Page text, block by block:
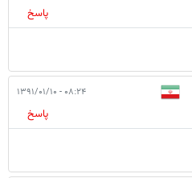
پاسخ
۰۸:۲۴ - ۱۳۹۱/۰۱/۱۰
پاسخ